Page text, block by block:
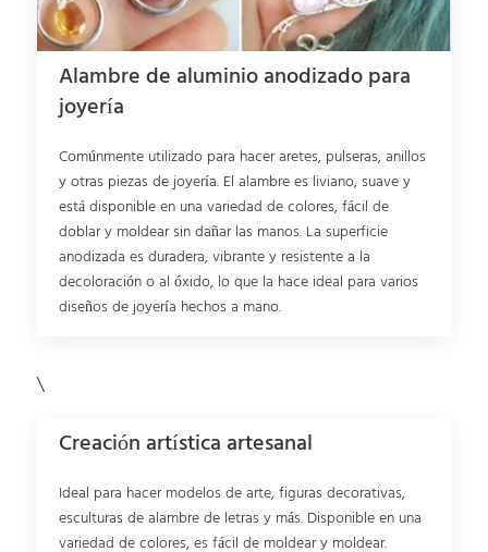
Alambre de aluminio anodizado para
joyería
Comúnmente utilizado para hacer aretes, pulseras, anillos
y otras piezas de joyería. El alambre es liviano, suave y
está disponible en una variedad de colores, fácil de
doblar y moldear sin dañar las manos. La superficie
anodizada es duradera, vibrante y resistente a la
decoloración o al óxido, lo que la hace ideal para varios
diseños de joyería hechos a mano.
\
Creación artística artesanal
Ideal para hacer modelos de arte, figuras decorativas,
esculturas de alambre de letras y más. Disponible en una
variedad de colores, es fácil de moldear y moldear.